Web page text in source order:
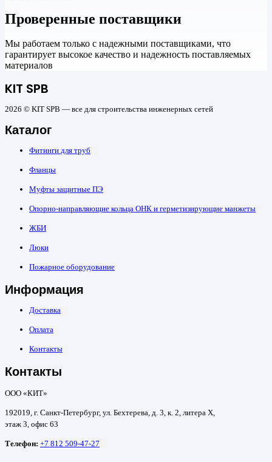
Проверенные поставщики
Мы работаем только с надежными поставщиками, что
гарантирует высокое качество и надежность поставляемых
материалов
KIT SPB
2026 © KIT SPB — все для строительства инженерных сетей
Каталог
Фитинги для труб
Фланцы
Муфты защитные ПЭ
Опорно-направляющие кольца ОНК и герметизирующие манжеты
ЖБИ
Люки
Пожарное оборудование
Информация
Доставка
Оплата
Контакты
Контакты
ООО «КИТ»
192019, г. Санкт-Петербург, ул. Бехтерева, д. 3, к. 2, литера Х,
этаж 3, офис 63
Телефон: +7 812 509-47-27